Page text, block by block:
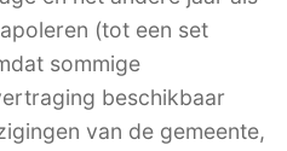
(tot een set
sommige
beschikbaar
van de gemeente,